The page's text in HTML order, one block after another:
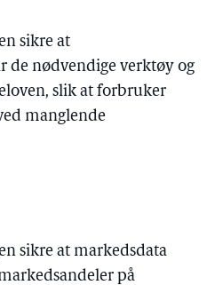
sikre at
de nødvendige verktøy og
slik at forbruker
manglende
sikre at markedsdata
på